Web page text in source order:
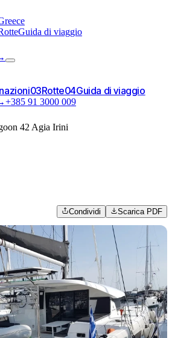
Guida di viaggio
03Rotte04Guida di viaggio
+385 91 3000 009
42 Agia Irini
Condividi Scarica PDF